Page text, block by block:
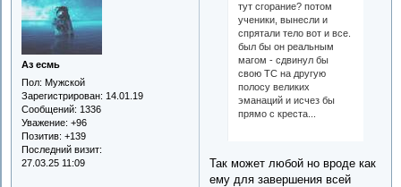
Аз есмь
Пол: Мужской
Зарегистрирован: 14.01.19
Сообщений: 1336
Уважение: +96
Позитив: +139
Последний визит:
27.03.25 11:09
тут сгорание? потом
ученики, вынесли и
спрятали тело вот и все.
был бы он реальным
магом - сдвинул бы
свою ТС на другую
полосу великих
эманаций и исчез бы
прямо с креста...
Так может любой но вроде как
ему для завершения всей